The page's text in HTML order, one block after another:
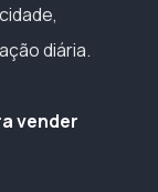
diária.
vender